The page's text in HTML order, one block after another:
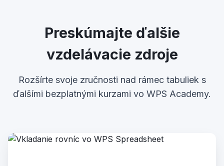
Preskúmajte ďalšie
vzdelávacie zdroje
Rozšírte svoje zručnosti nad rámec tabuliek s
ďalšími bezplatnými kurzami vo WPS Academy.